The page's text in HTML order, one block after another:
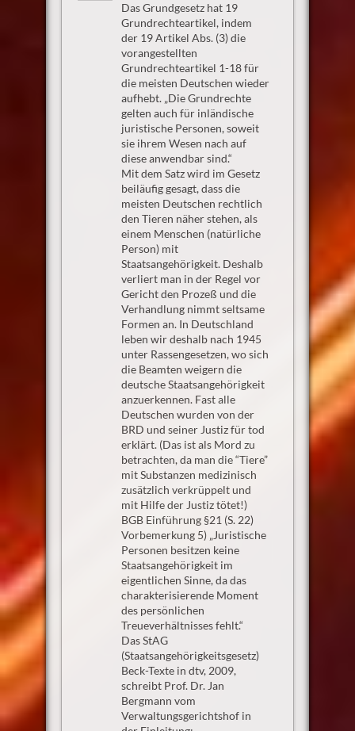
Das Grundgesetz hat 19
Grundrechteartikel, indem
der 19 Artikel Abs. (3) die
vorangestellten
Grundrechteartikel 1-18 für
die meisten Deutschen wieder
aufhebt. „Die Grundrechte
gelten auch für inländische
juristische Personen, soweit
sie ihrem Wesen nach auf
diese anwendbar sind.“
Mit dem Satz wird im Gesetz
beiläufig gesagt, dass die
meisten Deutschen rechtlich
den Tieren näher stehen, als
einem Menschen (natürliche
Person) mit
Staatsangehörigkeit. Deshalb
verliert man in der Regel vor
Gericht den Prozeß und die
Verhandlung nimmt seltsame
Formen an. In Deutschland
leben wir deshalb nach 1945
unter Rassengesetzen, wo sich
die Beamten weigern die
deutsche Staatsangehörigkeit
anzuerkennen. Fast alle
Deutschen wurden von der
BRD und seiner Justiz für tod
erklärt. (Das ist als Mord zu
betrachten, da man die “Tiere”
mit Substanzen medizinisch
zusätzlich verkrüppelt und
mit Hilfe der Justiz tötet!)
BGB Einführung §21 (S. 22)
Vorbemerkung 5) „Juristische
Personen besitzen keine
Staatsangehörigkeit im
eigentlichen Sinne, da das
charakterisierende Moment
des persönlichen
Treueverhältnisses fehlt.“
Das StAG
(Staatsangehörigkeitsgesetz)
Beck-Texte in dtv, 2009,
schreibt Prof. Dr. Jan
Bergmann vom
Verwaltungsgerichtshof in